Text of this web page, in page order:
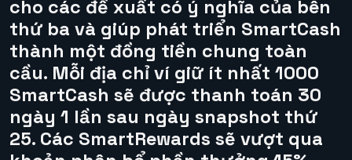
cho các đề xuất có ý nghĩa của bên
thứ ba và giúp phát triển SmartCash
thành một đồng tiền chung toàn
cầu. Mỗi địa chỉ ví giữ ít nhất 1000
SmartCash sẽ được thanh toán 30
ngày 1 lần sau ngày snapshot thứ
25. Các SmartRewards sẽ vượt qua